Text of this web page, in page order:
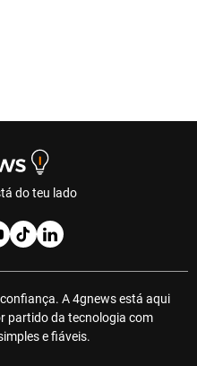
do teu lado
A 4gnews está aqui
partido da tecnologia com
e fiáveis.